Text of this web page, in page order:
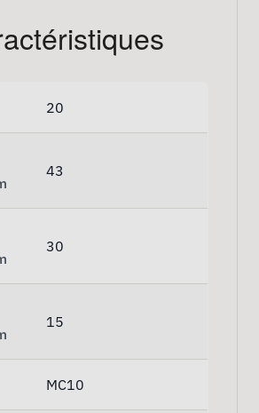
20
43
30
15
MC10